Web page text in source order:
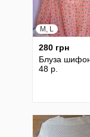
M, L
280 грн
Блуза
48 р.